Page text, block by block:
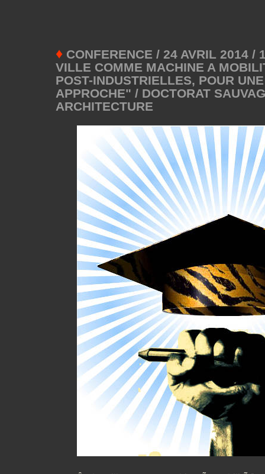
♦ CONFERENCE / 24 AVRIL 2014 /
VILLE COMME MACHINE A
POST-INDUSTRIELLES, POUR
APPROCHE" / DOCTORAT
ARCHITECTURE